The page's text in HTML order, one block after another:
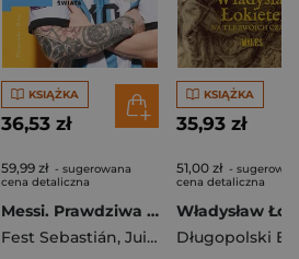
KSIĄŻKA
36,53 zł
59,99 zł - sugerowana
cena detaliczna
Messi. Prawdziwa historia najlepszego piłkarza świata
Fest Sebastián, Juillard Alexandre
KSIĄŻKA
35,93 zł
51,00 zł -
cena detaliczna